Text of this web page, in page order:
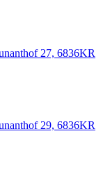
27, 6836KR
29, 6836KR